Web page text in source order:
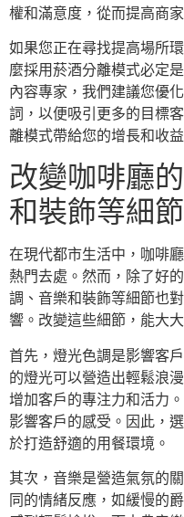
權和滿意度，從而提高商
如果您正在尋找提高場所
麼採用菸酒分離模式必定
內容專家，我們建議您優
詞，以便吸引更多的目標
離模式帶給您的增長和收益
改變咖啡廳
和裝飾等細節
在現代都市生活中，咖啡
熱門去處。然而，除了好
調、音樂和裝飾等細節也
響。改變這些細節，能大
首先，燈光色調是影響客
的燈光可以營造出輕鬆浪
增加客戶的專注力和活力
影響客戶的感受。因此，
於打造舒適的用餐環境。
其次，音樂是營造氣氛的
同的情緒反應，如緩慢的